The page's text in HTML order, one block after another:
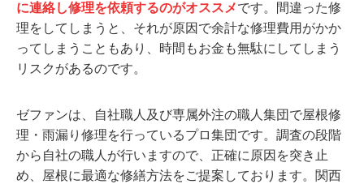
に連絡し修理を依頼するのがオススメです。間違った修
理をしてしまうと、それが原因で余計な修理費用がかか
ってしまうこともあり、時間もお金も無駄にしてしまう
リスクがあるのです。
ゼファンは、自社職人及び専属外注の職人集団で屋根修
理・雨漏り修理を行っているプロ集団です。調査の段階
から自社の職人が行いますので、正確に原因を突き止
め、屋根に最適な修繕方法をご提案しております。関西